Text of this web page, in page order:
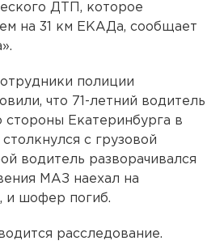
ДТП, которое
на 31 км ЕКАДа, сообщает
полиции
что 71-летний водитель
Екатеринбурга в
с грузовой
водитель разворачивался
МАЗ наехал на
и шофер погиб.
расследование.